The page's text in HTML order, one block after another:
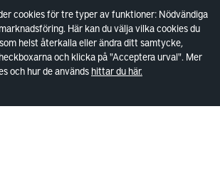
cookies för tre typer av funktioner: Nödvändiga
Här kan du välja vilka cookies du
helst återkalla eller ändra ditt samtycke,
och klicka på "Acceptera urval". Mer
och hur de används hittar du här.
Lokaler
Lediga lokaler
Kund hos Wallenstam